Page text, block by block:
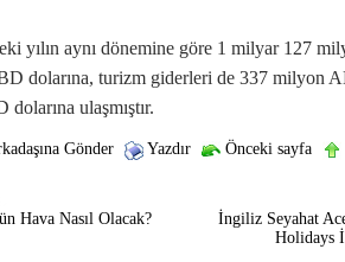
yılın aynı dönemine göre 1 milyar 127
dolarına, turizm giderleri de 337 milyon
ulaşmıştır.
Gönder Yazdır Önceki sayfa
Hava Nasıl Olacak?
İngiliz Seyahat
Holidays